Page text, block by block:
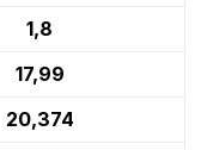
1,8
17,99
20,374